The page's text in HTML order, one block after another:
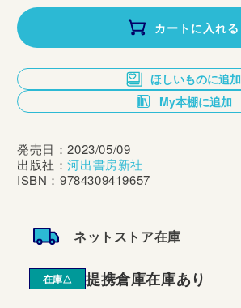
価
格
カートに入れる
ほしいものに追加
My本棚に追加
発売日：2023/05/09
出版社：河出書房新社
ISBN：9784309419657
ネットストア在庫
在庫△ 提携倉庫在庫あり